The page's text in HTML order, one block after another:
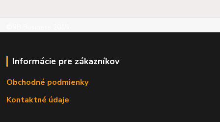
Informácie pre zákazníkov
Obchodné podmienky
Kontaktné údaje